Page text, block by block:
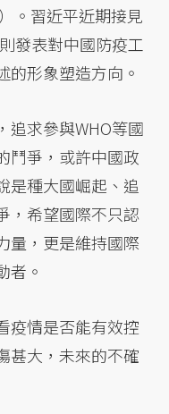
。習近平近期接見
發表對中國防疫工
的形象塑造方向。
追求參與WHO等國
鬥爭，或許中國政
是種大國崛起、追
，希望國際不只認
量，更是維持國際
者。
疫情是否能有效控
甚大，未來的不確